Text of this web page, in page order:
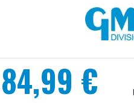
Precio
especial
84,99 €